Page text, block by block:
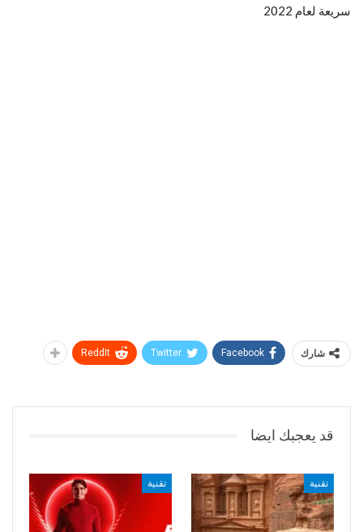
سريعة لعام 2022
شارك Facebook
Twitter
ReddIt
قد يعجبك ايضا
تقنية تقنية